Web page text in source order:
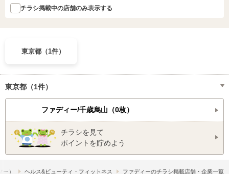
チラシ掲載中の店舗のみ表示する
東京都（1件）
東京都（1件）
ファディー/千歳烏山（0枚）
チラシを見て
ポイントを貯めよう
） ヘルス&ビューティ・フィットネス ファディーのチラシ掲載店舗・企業一覧